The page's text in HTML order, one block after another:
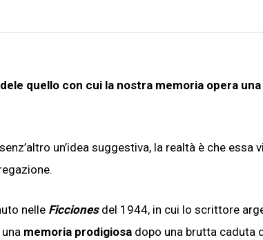
quello con cui la nostra memoria opera
un’idea suggestiva, la realtà è che essa
nelle Ficcionesdel 1944, in cui lo scrittore
memoria prodigiosa dopo una brutta caduta